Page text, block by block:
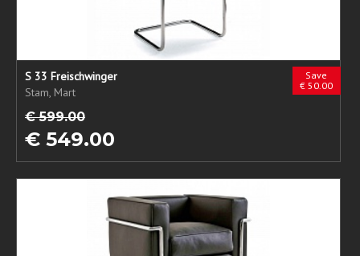
Save
€ 50.00
S 33 Freischwinger
Stam, Mart
€ 599.00
€ 549.00